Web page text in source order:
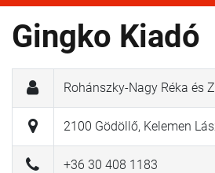
Gingko Kiadó
Rohánszky-Nagy Réka és
2100 Gödöllő, Kelemen
+36 30 408 1183